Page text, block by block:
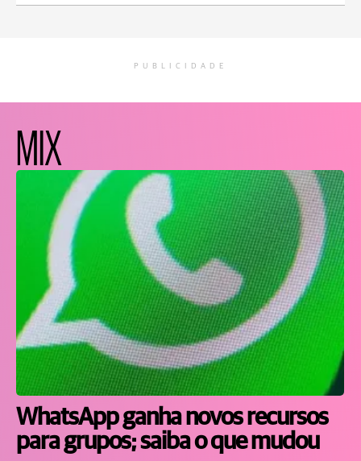
PUBLICIDADE
MIX
WhatsApp ganha novos recursos
para grupos; saiba o que mudou